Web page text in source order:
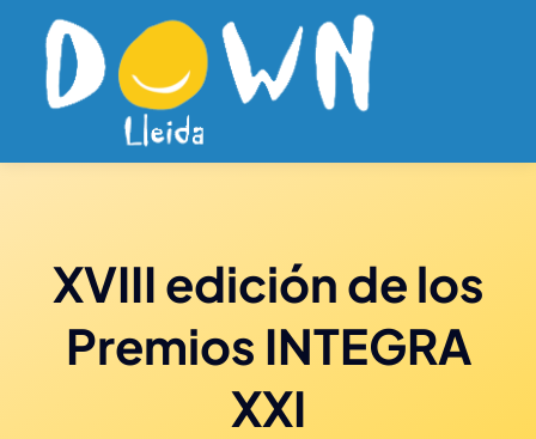
Saltar
contenido
XVIII edición de los
Premios INTEGRA
XXI